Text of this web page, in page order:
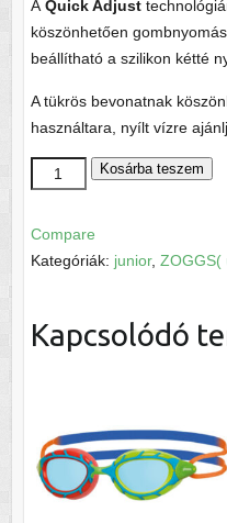
A Quick Adjust
köszönhetően
beállítható a szilikon kétté
A tükrös bevonatnak
használtara, nyílt vízre
Phantom
Elite
Mirror
mennyiség
Kosárba teszem
Compare
Kategóriák: junior, ZOGGS(
Kapcsolódó